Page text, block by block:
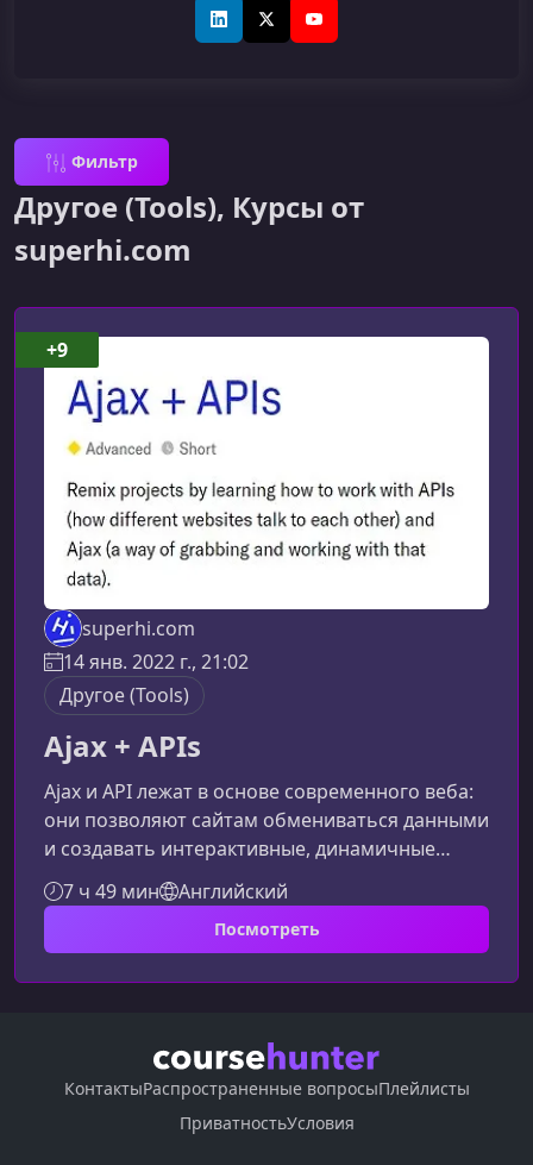
LinkedInX (Twitter)YouTube
Фильтр
Другое (Tools), Курсы от
superhi.com
superhi.com
14 янв. 2022 г., 21:02
Другое (Tools)
Ajax + APIs
Ajax и API лежат в основе современного веба:
они позволяют сайтам обмениваться данными
и создавать интерактивные, динамичные
интерфейсы. В этом курсе вы научитесь
использовать внешние и собственные
источники данных, работать с разными
форматами и подключать популярные
сервисы для создания практичных
ориентирован на новичков, которые хотят
разобраться, как веб‑приложения получают и
отправляют данные. Програ
7 ч 49 мин Английский
Посмотреть
+9
КонтактыРаспространенные вопросыПлейлисты
ПриватностьУсловия